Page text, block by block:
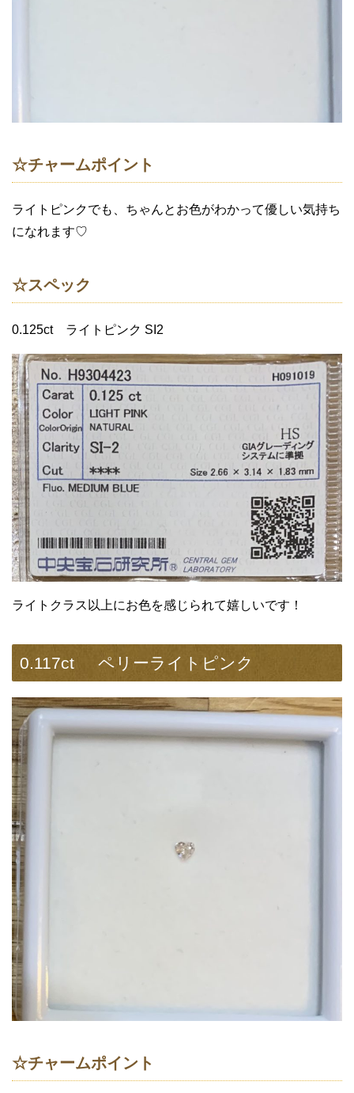
☆チャームポイント
ライトピンクでも、ちゃんとお色がわかって優しい気持ち
になれます♡
☆スペック
0.125ct ライトピンク SI2
ライトクラス以上にお色を感じられて嬉しいです！
0.117ct ペリーライトピンク
☆チャームポイント